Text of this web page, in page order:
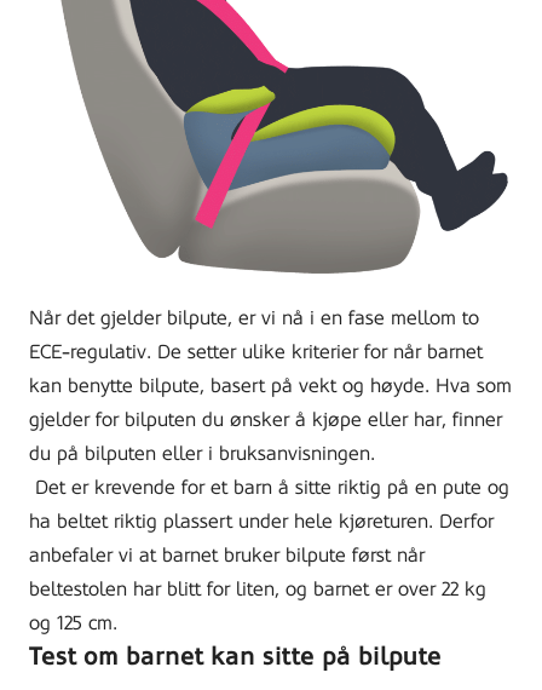
Når det gjelder bilpute, er vi nå i en fase mellom to
ECE-regulativ. De setter ulike kriterier for når barnet
kan benytte bilpute, basert på vekt og høyde. Hva som
gjelder for bilputen du ønsker å kjøpe eller har, finner
du på bilputen eller i bruksanvisningen.
Det er krevende for et barn å sitte riktig på en pute og
ha beltet riktig plassert under hele kjøreturen. Derfor
anbefaler vi at barnet bruker bilpute først når
beltestolen har blitt for liten, og barnet er over 22 kg
og 125 cm.
Test om barnet kan sitte på bilpute